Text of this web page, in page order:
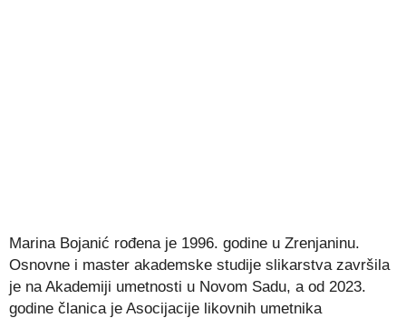
Marina Bojanić rođena je 1996. godine u Zrenjaninu.
Osnovne i master akademske studije slikarstva završila
je na Akademiji umetnosti u Novom Sadu, a od 2023.
godine članica je Asocijacije likovnih umetnika